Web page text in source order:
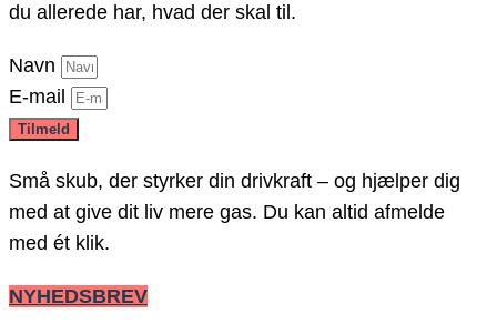
du allerede har, hvad der skal til.
Navn
E-mail
Tilmeld
Små skub, der styrker din drivkraft – og hjælper dig
med at give dit liv mere gas. Du kan altid afmelde
med ét klik.
NYHEDSBREV